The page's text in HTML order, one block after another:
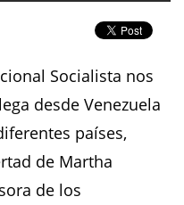
Socialista nos
desde Venezuela
países,
de Martha
de los